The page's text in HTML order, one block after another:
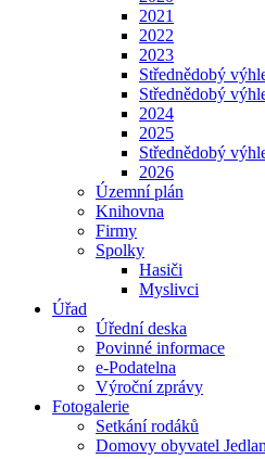
2021
2022
2023
Střednědobý
Střednědobý
2024
2025
Střednědobý
2026
Územní plán
Knihovna
Firmy
Spolky
Hasiči
Myslivci
Úřad
Úřední deska
Povinné informace
e-Podatelna
Výroční zprávy
Fotogalerie
Setkání rodáků
Domovy obyvatel Jedlan